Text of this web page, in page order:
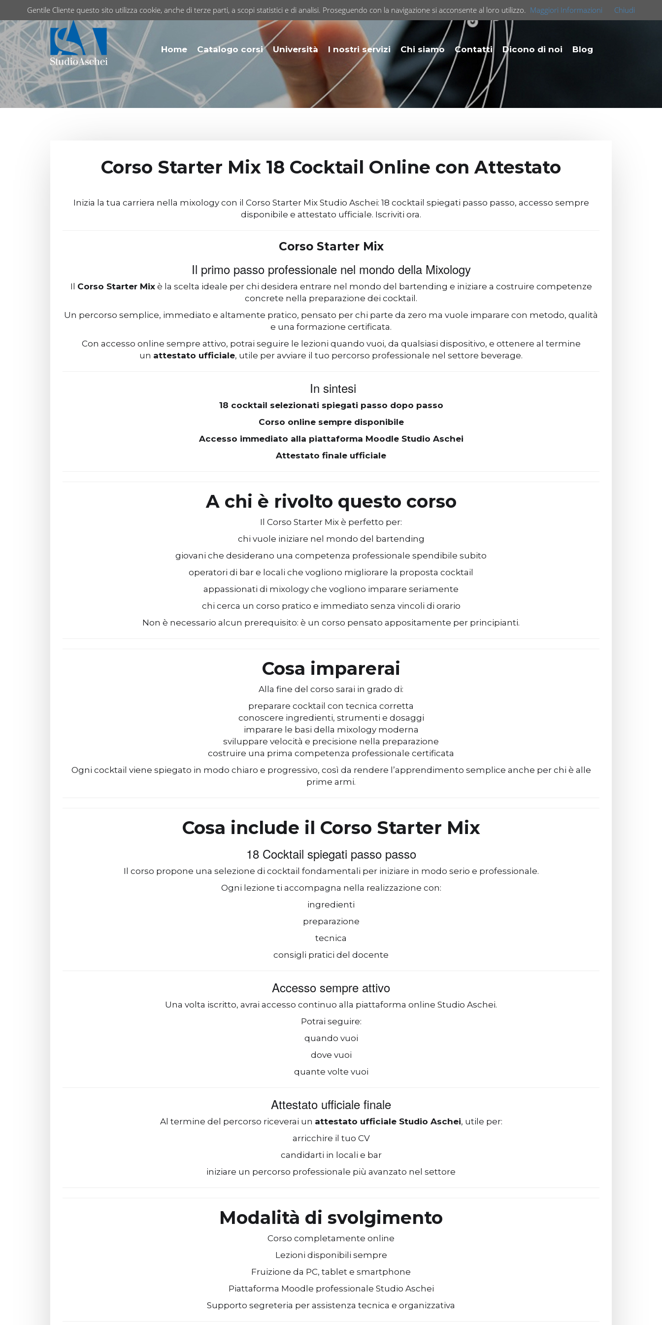
Home Catalogo corsi Università I nostri servizi Chi siamo Contatti Dicono di noi Blog
Corso Starter Mix 18 Cocktail Online con Attestato
Inizia la tua carriera nella mixology con il Corso Starter Mix Studio Aschei: 18 cocktail spiegati passo passo, accesso sempre
disponibile e attestato ufficiale. Iscriviti ora.
Corso Starter Mix
Il primo passo professionale nel mondo della Mixology
Il Corso Starter Mixè la scelta ideale per chi desidera entrare nel mondo del bartending e iniziare a costruire competenze
concrete nella preparazione dei cocktail.
Un percorso semplice, immediato e altamente pratico, pensato per chi parte da zero ma vuole imparare con metodo, qualità
e una formazione certificata.
Con accesso online sempre attivo, potrai seguire le lezioni quando vuoi, da qualsiasi dispositivo, e ottenere al termine
un attestato ufficiale, utile per avviare il tuo percorso professionale nel settore beverage.
In sintesi
18 cocktail selezionati spiegati passo dopo passo
Corso online sempre disponibile
Accesso immediato alla piattaforma Moodle Studio Aschei
Attestato finale ufficiale
A chi è rivolto questo corso
Il Corso Starter Mix è perfetto per:
chi vuole iniziare nel mondo del bartending
giovani che desiderano una competenza professionale spendibile subito
operatori di bar e locali che vogliono migliorare la proposta cocktail
appassionati di mixology che vogliono imparare seriamente
chi cerca un corso pratico e immediato senza vincoli di orario
Non è necessario alcun prerequisito: è un corso pensato appositamente per principianti.
Cosa imparerai
Alla fine del corso sarai in grado di:
preparare cocktail con tecnica corretta
conoscere ingredienti, strumenti e dosaggi
imparare le basi della mixology moderna
sviluppare velocità e precisione nella preparazione
costruire una prima competenza professionale certificata
Ogni cocktail viene spiegato in modo chiaro e progressivo, così da rendere l’apprendimento semplice anche per chi è alle
prime armi.
Cosa include il Corso Starter Mix
18 Cocktail spiegati passo passo
Il corso propone una selezione di cocktail fondamentali per iniziare in modo serio e professionale.
Ogni lezione ti accompagna nella realizzazione con:
ingredienti
preparazione
tecnica
consigli pratici del docente
Accesso sempre attivo
Una volta iscritto, avrai accesso continuo alla piattaforma online Studio Aschei.
Potrai seguire:
quando vuoi
dove vuoi
quante volte vuoi
Attestato ufficiale finale
Al termine del percorso riceverai un attestato ufficiale Studio Aschei, utile per:
arricchire il tuo CV
candidarti in locali e bar
iniziare un percorso professionale più avanzato nel settore
Modalità di svolgimento
Corso completamente online
Lezioni disponibili sempre
Fruizione da PC, tablet e smartphone
Piattaforma Moodle professionale Studio Aschei
Supporto segreteria per assistenza tecnica e organizzativa
Gentile Cliente questo sito utilizza cookie, anche di terze parti, a scopi statistici e di analisi. Proseguendo con la navigazione si acconsente al loro utilizzo. Maggiori Informazioni Chiudi